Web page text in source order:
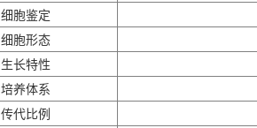
细胞鉴定
细胞形态
生长特性
培养体系
传代比例